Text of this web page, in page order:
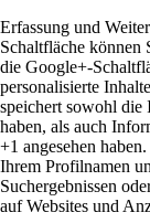
Erfassung und
Schaltfläche
die Google+-
personalisierte
speichert sowohl die
haben, als auch
+1 angesehen
Ihrem Profilnamen
Suchergebnissen
auf Websites und